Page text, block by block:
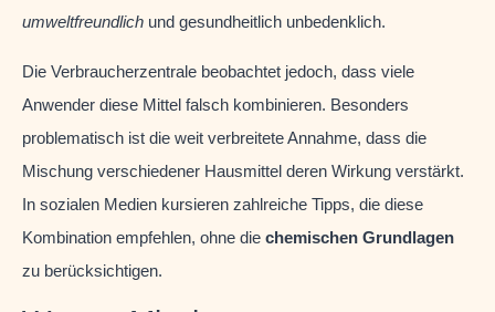
umweltfreundlich und gesundheitlich unbedenklich.
Die Verbraucherzentrale beobachtet jedoch, dass viele
Anwender diese Mittel falsch kombinieren. Besonders
problematisch ist die weit verbreitete Annahme, dass die
Mischung verschiedener Hausmittel deren Wirkung verstärkt.
In sozialen Medien kursieren zahlreiche Tipps, die diese
Kombination empfehlen, ohne die chemischen Grundlagen
zu berücksichtigen.